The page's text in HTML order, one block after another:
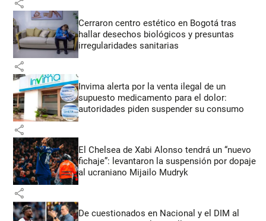
Cerraron centro estético en Bogotá tras
hallar desechos biológicos y presuntas
irregularidades sanitarias
share
Invima alerta por la venta ilegal de un
supuesto medicamento para el dolor:
autoridades piden suspender su consumo
share
El Chelsea de Xabi Alonso tendrá un “nuevo
fichaje”: levantaron la suspensión por dopaje
al ucraniano Mijailo Mudryk
share
De cuestionados en Nacional y el DIM al